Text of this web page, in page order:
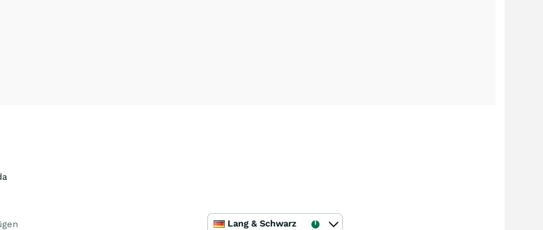
Lang & Schwarz